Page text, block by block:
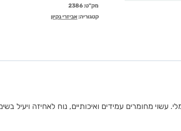
מק"ט:2386
קטגוריה:אביזרי נקיון